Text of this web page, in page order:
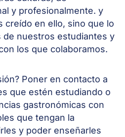
y profesionalmente. y
creído en ello, sino que lo
de nuestros estudiantes y
los que colaboramos.
Poner en contacto a
que estén estudiando o
gastronómicas con
que tengan la
y poder enseñarles